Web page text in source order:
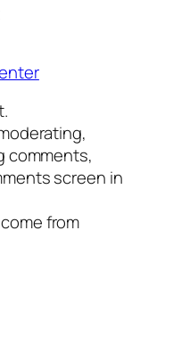
comments,
screen in
from